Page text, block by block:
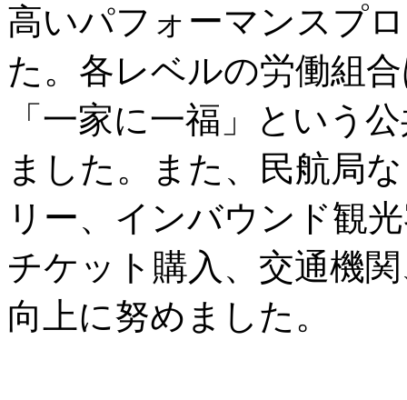
高いパフォーマンスプ
た。各レベルの労働組
「一家に一福」という
ました。また、民航局
リー、インバウンド観
チケット購入、交通機
向上に努めました。